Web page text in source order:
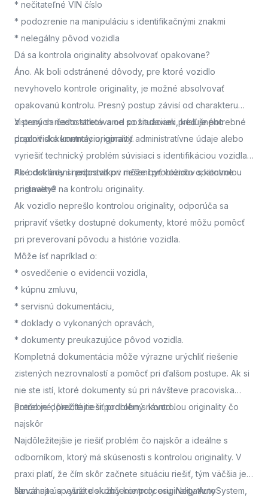
* nečitateľné VIN číslo
* podozrenie na manipuláciu s identifikačnými znakmi
* nelegálny pôvod vozidla
Dá sa kontrola originality absolvovať opakovane?
Áno. Ak boli odstránené dôvody, pre ktoré vozidlo
nevyhovelo kontrole originality, je možné absolvovať
opakovanú kontrolu. Presný postup závisí od charakteru
zistených nedostatkov a od požiadaviek príslušného
pracoviska kontroly originality.
V praxi sa často stretávame so situáciami, keď je potrebné
doplniť dokumentáciu, opraviť administratívne údaje alebo
vyriešiť technický problém súvisiaci s identifikáciou vozidla.
Po odstránení nedostatkov môže byť vozidlo opätovne
pristavené na kontrolu originality.
Aké doklady si pripraviť pri riešení problémov s kontrolou
originality?
Ak vozidlo neprešlo kontrolou originality, odporúča sa
pripraviť všetky dostupné dokumenty, ktoré môžu pomôcť
pri preverovaní pôvodu a histórie vozidla.
Môže ísť napríklad o:
* osvedčenie o evidencii vozidla,
* kúpnu zmluvu,
* servisnú dokumentáciu,
* doklady o vykonaných opravách,
* dokumenty preukazujúce pôvod vozidla.
Kompletná dokumentácia môže výrazne urýchliť riešenie
zistených nezrovnalostí a pomôcť pri ďalšom postupe. Ak si
nie ste istí, ktoré dokumenty sú pri návšteve pracoviska
potrebné, prečítajte si podrobný návod.
Prečo je dôležité riešiť problém s kontrolou originality čo
najskôr
Najdôležitejšie je riešiť problém čo najskôr a ideálne s
odborníkom, ktorý má skúsenosti s kontrolou originality. V
praxi platí, že čím skôr začnete situáciu riešiť, tým väčšia je
šanca na úspešné dokončenie procesu. Negatívny
Neváhajte a využite služby kontroly originality AutoSystem,